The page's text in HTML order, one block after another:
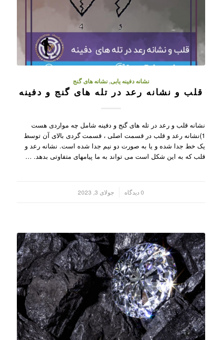
نشانه دفینه یابی,نشانه های گنج
قلب و نشانه رعد در تله های گنج و دفینه
نشانه قلب و رعد در تله های گنج و دفینه شامل چه مواردی هست
1)نشانه رعد و قلب در قسمت اصلی ، قسمت گردی بالای آن توسط
یک خط جدا شده و یا به صورت دو نیم جدا شده است. نشانه رعد و
قلب که به این شکل است می تواند به ما پیامهای متفاوتی بدهد. …
0 دیدگاه جولای 3, 2023